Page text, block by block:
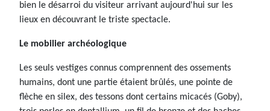
bien le désarroi du visiteur arrivant aujourd'hui sur les
lieux en découvrant le triste spectacle.
Le mobilier archéologique
Les seuls vestiges connus comprennent des ossements
humains, dont une partie étaient brûlés, une pointe de
flèche en silex, des tessons dont certains micacés (Goby),